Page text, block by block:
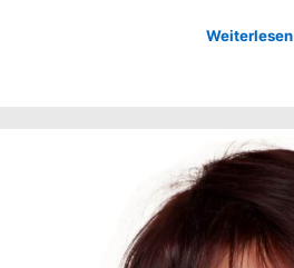
Weiterlesen